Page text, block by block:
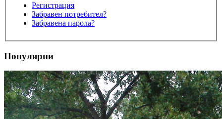
Регистрация
Забравен потребител?
Забравена парола?
Популярни